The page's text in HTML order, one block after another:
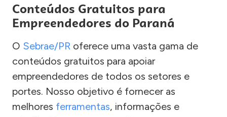
Conteúdos Gratuitos para
Empreendedores do Paraná
O Sebrae/PR oferece uma vasta gama de
conteúdos gratuitos para apoiar
empreendedores de todos os setores e
portes. Nosso objetivo é fornecer as
melhores ferramentas, informações e